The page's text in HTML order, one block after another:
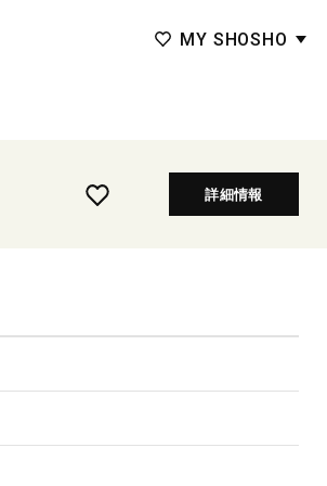
MY SHOSHO
詳細情報